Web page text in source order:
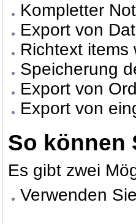
Kompletter
Export von
Richtext items
Speicherung
Export von
Export von
So können
Es gibt zwei
Verwenden